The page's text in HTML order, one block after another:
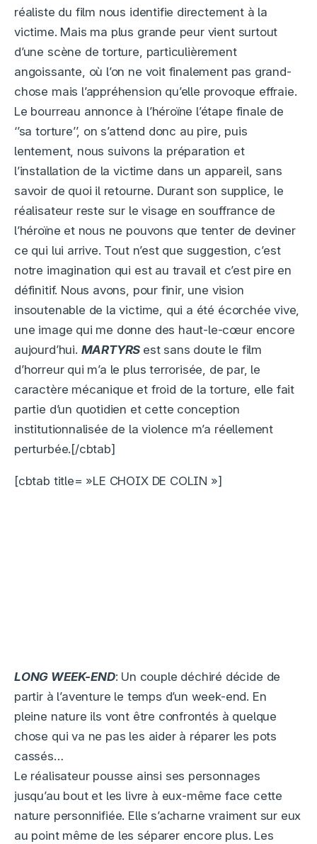
réaliste du film nous identifie directement à la
victime. Mais ma plus grande peur vient surtout
d’une scène de torture, particulièrement
angoissante, où l’on ne voit finalement pas grand-
chose mais l’appréhension qu’elle provoque effraie.
Le bourreau annonce à l’héroïne l’étape finale de
‘’sa torture’’, on s’attend donc au pire, puis
lentement, nous suivons la préparation et
l’installation de la victime dans un appareil, sans
savoir de quoi il retourne. Durant son supplice, le
réalisateur reste sur le visage en souffrance de
l’héroïne et nous ne pouvons que tenter de deviner
ce qui lui arrive. Tout n’est que suggestion, c’est
notre imagination qui est au travail et c’est pire en
définitif. Nous avons, pour finir, une vision
insoutenable de la victime, qui a été écorchée vive,
une image qui me donne des haut-le-cœur encore
aujourd’hui. MARTYRS est sans doute le film
d’horreur qui m’a le plus terrorisée, de par, le
caractère mécanique et froid de la torture, elle fait
partie d’un quotidien et cette conception
institutionnalisée de la violence m’a réellement
perturbée.[/cbtab]
[cbtab title= »LE CHOIX DE COLIN »]
LONG WEEK-END: Un couple déchiré décide de
partir à l’aventure le temps d’un week-end. En
pleine nature ils vont être confrontés à quelque
chose qui va ne pas les aider à réparer les pots
cassés…
Le réalisateur pousse ainsi ses personnages
jusqu’au bout et les livre à eux-même face cette
nature personnifiée. Elle s’acharne vraiment sur eux
au point même de les séparer encore plus. Les